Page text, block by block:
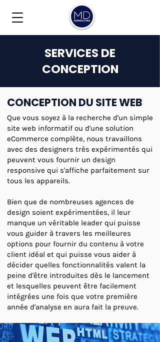
SERVICES DE
CONCEPTION
CONCEPTION DU SITE WEB
Que vous soyez à la recherche d'un simple
site web informatif ou d'une solution
eCommerce complète, nous travaillons
avec des designers très expérimentés qui
peuvent vous fournir un design
responsive qui s'affiche parfaitement sur
tous les appareils.
Bien que de nombreuses agences de
design soient expérimentées, il leur
manque un véritable leader qui puisse
vous guider à travers les meilleures
options pour fournir du contenu à votre
client idéal et qui puisse vous aider à
décider quelles fonctionnalités valent la
peine d'être introduites dès le lancement
et lesquelles peuvent être facilement
intégrées une fois que votre première
année d'analyse en aura fait la preuve.